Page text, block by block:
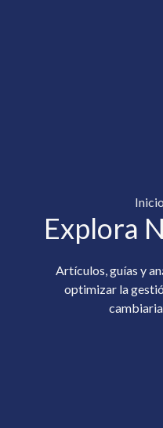
Inicio
Explora
Artículos, guías y
optimizar la
cambiaria